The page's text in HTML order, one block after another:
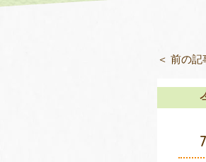
＜ 前の記